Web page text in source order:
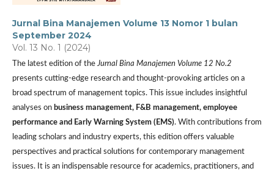
Jurnal Bina Manajemen Volume 13 Nomor 1 bulan
September 2024
Vol. 13 No. 1 (2024)
The latest edition of theJurnal Bina Manajemen Volume 12 No.2
presents cutting-edge research and thought-provoking articles on a
broad spectrum of management topics. This issue includes insightful
analyses on business management, F&B management, employee
performance and Early Warning System (EMS). With contributions from
leading scholars and industry experts, this edition offers valuable
perspectives and practical solutions for contemporary management
issues. It is an indispensable resource for academics, practitioners, and